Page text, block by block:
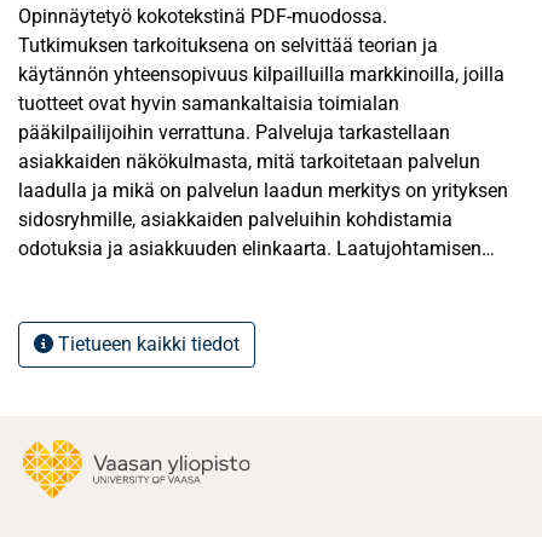
Opinnäytetyö kokotekstinä PDF-muodossa.
Tutkimuksen tarkoituksena on selvittää teorian ja
käytännön yhteensopivuus kilpailluilla markkinoilla, joilla
tuotteet ovat hyvin samankaltaisia toimialan
pääkilpailijoihin verrattuna. Palveluja tarkastellaan
asiakkaiden näkökulmasta, mitä tarkoitetaan palvelun
laadulla ja mikä on palvelun laadun merkitys on yrityksen
sidosryhmille, asiakkaiden palveluihin kohdistamia
odotuksia ja asiakkuuden elinkaarta. Laatujohtamisen
tarkastellaan eri näkökulmista, asiakastyytyväisyyden,
asiakkaiden odotusten, asiakkuuden elinkaaren ja
Tukipalvelut, palvelun saavutettavuus, vuorovaikutteinen
Tietueen kaikki tiedot